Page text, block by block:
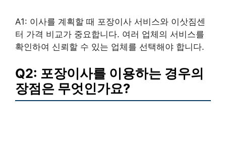
A1: 이사를 계획할 때 포장이사 서비스와 이삿짐센
터 가격 비교가 중요합니다. 여러 업체의 서비스를
확인하여 신뢰할 수 있는 업체를 선택해야 합니다.
Q2: 포장이사를 이용하는 경우의
장점은 무엇인가요?